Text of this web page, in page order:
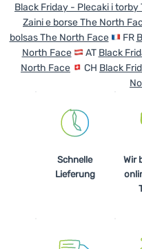
Black Friday - Plecaki i
Zaini e borse The North
bolsas The North Face
FR
North Face
AT Black
North Face
CH Black
Schnelle
Lieferung
Wir